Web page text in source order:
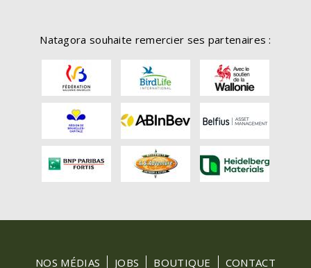
Natagora souhaite remercier ses partenaires :
FOOTER
NOS MÉDIAS JOBS BOUTIQUE CONTACT